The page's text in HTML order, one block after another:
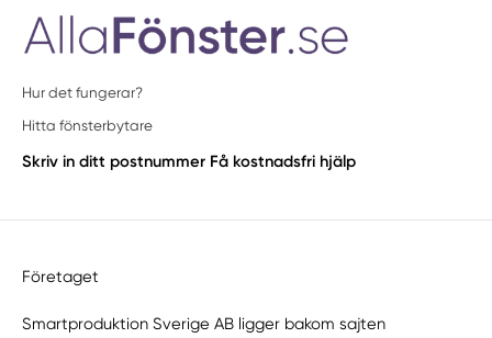
Hur det fungerar?
Hitta fönsterbytare
Skriv in ditt postnummer Få kostnadsfri hjälp
Företaget
Smartproduktion Sverige AB ligger bakom sajten